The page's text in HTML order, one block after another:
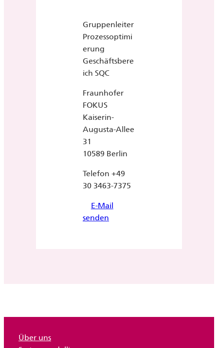
Gruppenleiter
Prozessoptimi
erung
Geschäftsbere
ich SQC
Fraunhofer
FOKUS
Kaiserin-
Augusta-Allee
31
10589 Berlin
Telefon +49
30 3463-7375
E-Mail
senden
Über uns